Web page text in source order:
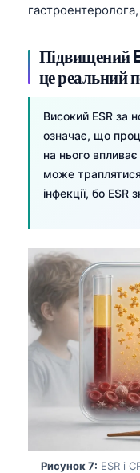
Підвищений
це реальний
Високий ESR за
означає, що
на нього
може траплятися
інфекції, бо ESR
Рисунок 7: ESR і
Čeština
ქართული
Русский
Lietuvių kalba
Polski
한국어
Slovenščina
Magyar
Shqip
اردو
मराठी
తెలుగు
தமிழ்
ಕನ್ನಡ
Bahasa